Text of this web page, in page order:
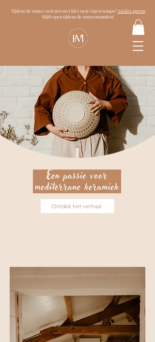
Tijdens de zomer oefenen met klei op je eigen tempo? Atelier aperto
blijft open tijdens de zomermaanden!
Ontdek het verhaal